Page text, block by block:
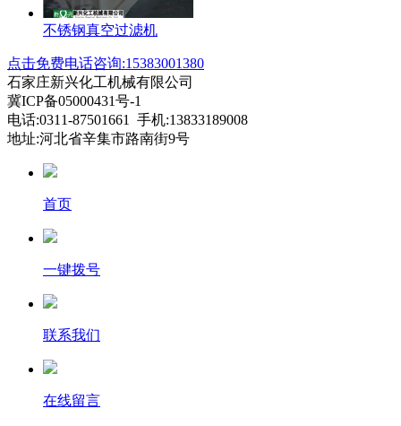
不锈钢真空过滤机
点击免费电话咨询:15383001380
石家庄新兴化工机械有限公司
冀ICP备05000431号-1
电话:0311-87501661 手机:13833189008
地址:河北省辛集市路南街9号
首页
一键拨号
联系我们
在线留言